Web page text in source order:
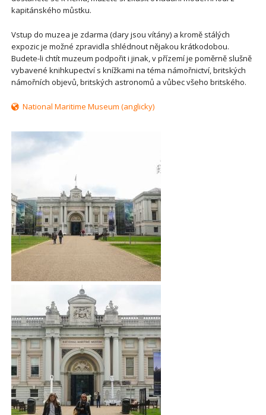
kapitánského můstku.
Vstup do muzea je zdarma (dary jsou vítány) a kromě stálých
expozic je možné zpravidla shlédnout nějakou krátkodobou.
Budete-li chtít muzeum podpořit i jinak, v přízemí je poměrně slušně
vybavené knihkupectví s knížkami na téma námořnictví, britských
námořních objevů, britských astronomů a vůbec všeho britského.
National Maritime Museum (anglicky)